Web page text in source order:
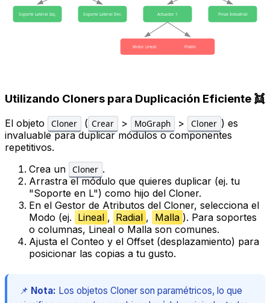
Soporte Lateral Izq. Soporte Lateral Der. Actuador 1 Pinza Industrial
Motor Lineal Pistón
Utilizando Cloners para Duplicación Eficiente 👯
El objeto Cloner ( Crear > MoGraph > Cloner ) es
invaluable para duplicar módulos o componentes
repetitivos.
Crea un
Cloner .
Arrastra el módulo que quieres duplicar (ej. tu
"Soporte en L") como hijo del Cloner.
En el Gestor de Atributos del Cloner, selecciona el
Modo (ej. Lineal , Radial , Malla ). Para soportes
o columnas, Lineal o Malla son comunes.
Ajusta el Conteo y el Offset (desplazamiento) para
posicionar las copias a tu gusto.
📌 Nota: Los objetos Cloner son paramétricos, lo que